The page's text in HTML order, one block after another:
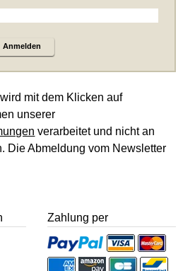
Anmelden
mit dem Klicken auf
unserer
verarbeitet und nicht an
Die Abmeldung vom Newsletter
Zahlung per